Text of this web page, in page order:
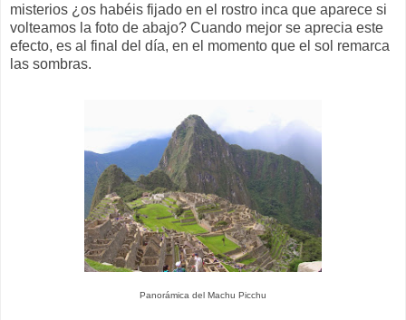
misterios ¿os habéis fijado en el rostro inca que aparece si
volteamos la foto de abajo? Cuando mejor se aprecia este
efecto, es al final del día, en el momento que el sol remarca
las sombras.
Panorámica del Machu Picchu